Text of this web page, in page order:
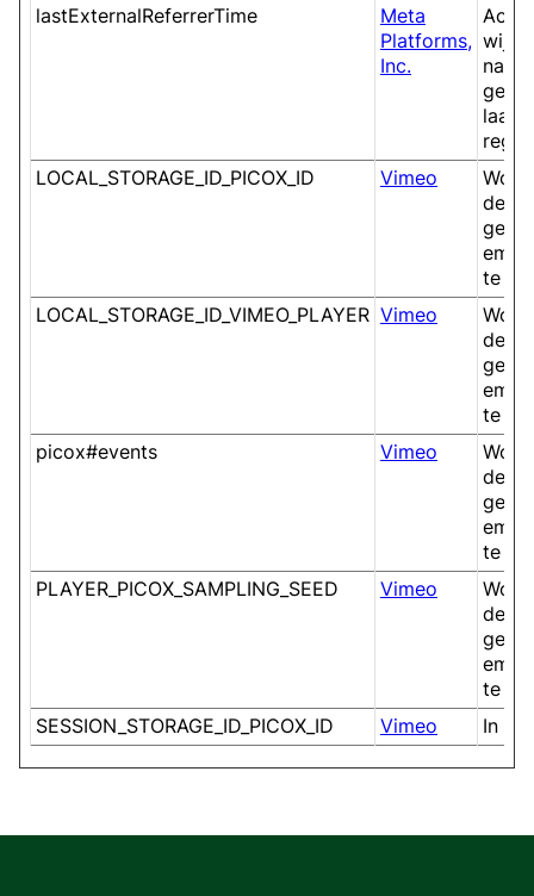
lastExternalReferrerTime
Meta
Platforms,
Inc.
wijze
naar
LOCAL_STORAGE_ID_PICOX_ID
Vimeo
de
te
LOCAL_STORAGE_ID_VIMEO_PLAYER Vimeo
de
te
picox#events
Vimeo
de
te
PLAYER_PICOX_SAMPLING_SEED
Vimeo
de
te
SESSION_STORAGE_ID_PICOX_ID
Vimeo In